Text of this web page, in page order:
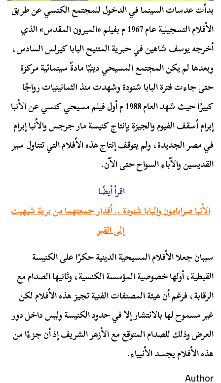
بدأت عدسات السينما في الدخول للمجتمع الكنسي عن طريق
الأفلام التسجيلية عام 1967 م بفيلم «الميرون المقدس» الذي
أخرجه يوسف شاهين في حبرية المتنيح البابا كيرلس السادس،
وبعدها لم يكن المجتمع المسيحي دينيًا مادةً سينمائية مركزة
حتى جاءت فترة البابا شنودة وشهدت منذ الثمانينيات رواجًا
كبيرًا حيث شهد العام 1988 م أول فيلم مسيحي كنسي عن الأنبا
إبرام أسقف الفيوم والجيزة بإنتاج كنيسة مار جرجس والأنبا إبرام
في مصر الجديدة، ولم يتوقف إنتاج هذه الأفلام التي تتناول سير
القديسين والآباء السواح حتى الآن.
اقرأ أيضًا
الأنبا صرابامون والبابا شنودة .. أقدار جمعتهما من برية شيهيت
إلى القبر
سببان جعلا الأفلام المسيحية الدينية حكرًا على الكنيسة
القبطية، أولها خصوصية المؤسسة الكنسية، وثانيها الصدام مع
الرقابة، فرغم أن هيئة المصنفات الفنية تجيز هذه الأفلام لكن
غير مسموح لها بالانتشار إلا في حدود الكنيسة وليس داخل دور
العرض وذلك للصدام المتوقع مع الأزهر الشريف إذ أن جزءًا من
هذه الأفلام يجسد الأنبياء.
Author